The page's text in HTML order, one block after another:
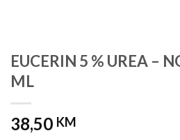
EUCERIN 5 % UREA –
ML
38,50 KM